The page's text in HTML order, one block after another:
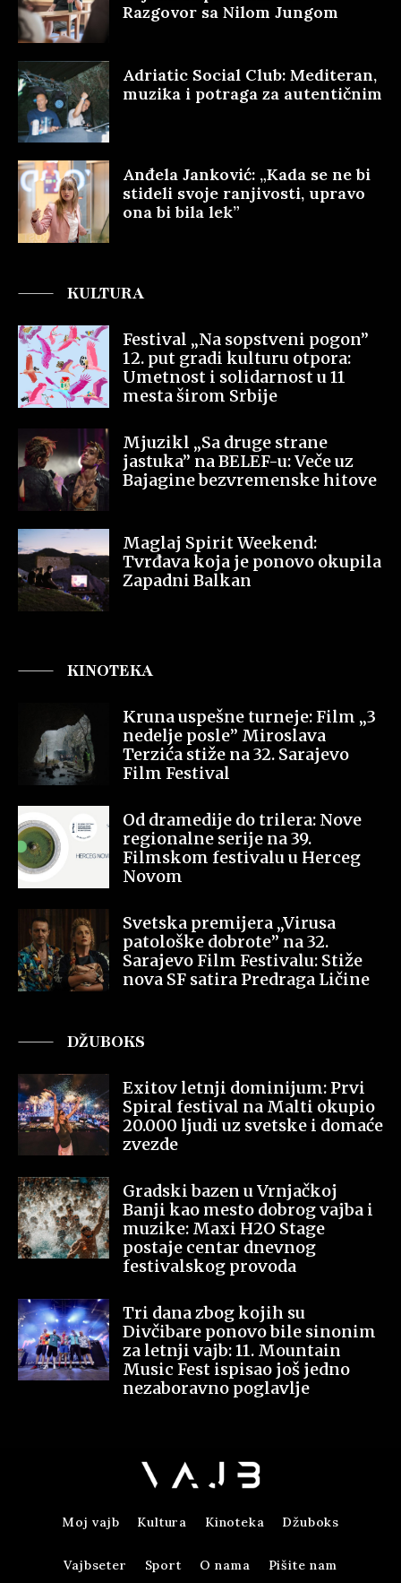
Razgovor sa Nilom Jungom
Adriatic Social Club: Mediteran,
muzika i potraga za autentičnim
Anđela Janković: „Kada se ne bi
stideli svoje ranjivosti, upravo
ona bi bila lek”
KULTURA
Festival „Na sopstveni pogon”
12. put gradi kulturu otpora:
Umetnost i solidarnost u 11
mesta širom Srbije
Mjuzikl „Sa druge strane
jastuka” na BELEF-u: Veče uz
Bajagine bezvremenske hitove
Maglaj Spirit Weekend:
Tvrđava koja je ponovo okupila
Zapadni Balkan
KINOTEKA
Kruna uspešne turneje: Film „3
nedelje posle” Miroslava
Terzića stiže na 32. Sarajevo
Film Festival
Od dramedije do trilera: Nove
regionalne serije na 39.
Filmskom festivalu u Herceg
Novom
Svetska premijera „Virusa
patološke dobrote” na 32.
Sarajevo Film Festivalu: Stiže
nova SF satira Predraga Ličine
DŽUBOKS
Exitov letnji dominijum: Prvi
Spiral festival na Malti okupio
20.000 ljudi uz svetske i domaće
zvezde
Gradski bazen u Vrnjačkoj
Banji kao mesto dobrog vajba i
muzike: Maxi H2O Stage
postaje centar dnevnog
festivalskog provoda
Tri dana zbog kojih su
Divčibare ponovo bile sinonim
za letnji vajb: 11. Mountain
Music Fest ispisao još jedno
nezaboravno poglavlje
Moj vajb Kultura Kinoteka Džuboks
Vajbseter Sport O nama Pišite nam